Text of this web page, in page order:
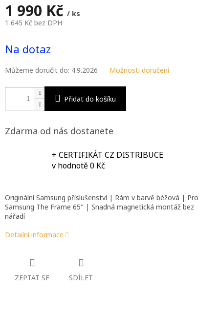
1 990 Kč / ks
1 645 Kč bez DPH
cena:
Na dotaz
Můžeme doručit do: 4.9.2026 Možnosti doručení
Přidat do košíku
Zdarma od nás dostanete
+ CERTIFIKÁT CZ DISTRIBUCE
v hodnotě 0 Kč
Originální Samsung příslušenství | Rám v barvě béžová | Pro
Samsung The Frame 65" | Snadná magnetická montáž bez
nářadí
Detailní informace
ZEPTAT SE SDÍLET